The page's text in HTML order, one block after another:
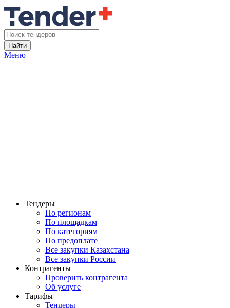
Найти
Меню
Тендеры
По регионам
По площадкам
По категориям
По предоплате
Все закупки Казахстана
Все закупки России
Контрагенты
Проверить контрагента
Об услуге
Тарифы
Тендеры